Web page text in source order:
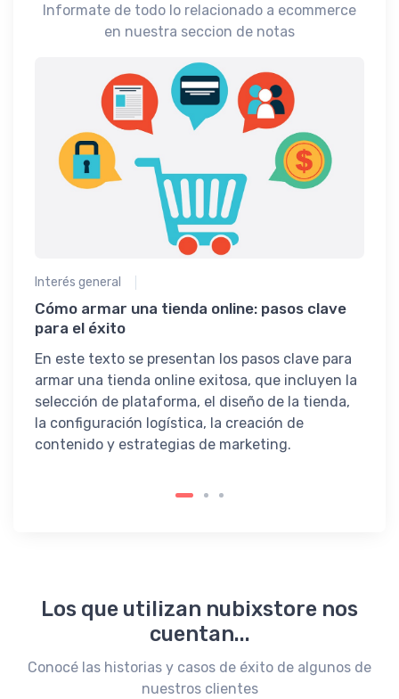
Informate de todo lo relacionado a ecommerce
en nuestra seccion de notas
Interés general
Cómo armar una tienda online: pasos clave
para el éxito
En este texto se presentan los pasos clave para
armar una tienda online exitosa, que incluyen la
selección de plataforma, el diseño de la tienda,
la configuración logística, la creación de
contenido y estrategias de marketing.
Los que utilizan nubixstore nos
cuentan...
Conocé las historias y casos de éxito de algunos de
nuestros clientes